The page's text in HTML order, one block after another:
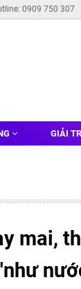
0909 750 307
GIẢI
mai,